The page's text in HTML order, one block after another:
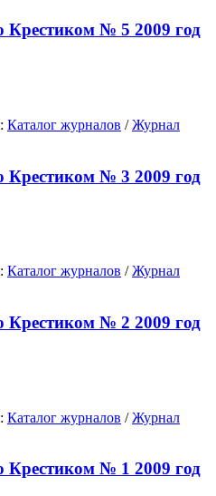
№ 5 2009 год
Каталог журналов /Журнал
№ 3 2009 год
Каталог журналов /Журнал
№ 2 2009 год
Каталог журналов /Журнал
№ 1 2009 год